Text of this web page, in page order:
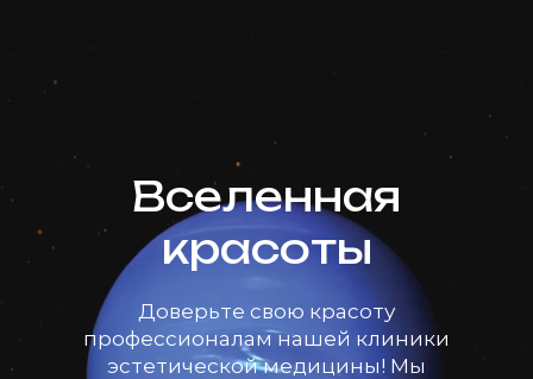
Вселенная
красоты
Доверьте свою красоту
профессионалам нашей клиники
эстетической медицины! Мы